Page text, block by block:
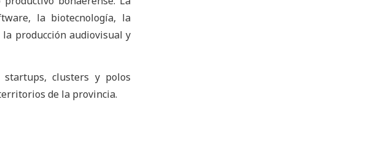
la biotecnología, la
producción audiovisual y
clusters y polos
de la provincia.